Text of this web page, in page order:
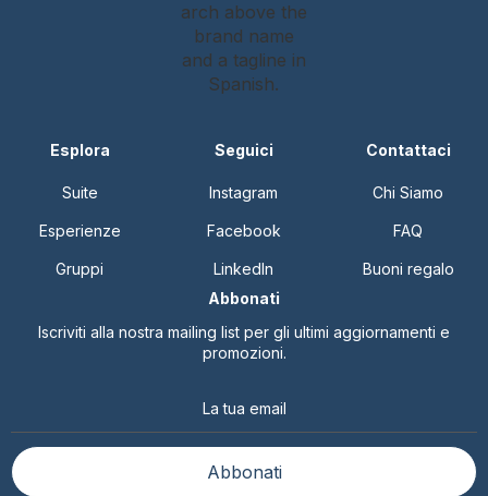
Esplora
Suite
Esperienze
Gruppi
Seguici
Instagram
Facebook
LinkedIn
Contattaci
Chi Siamo
FAQ
Buoni regalo
Abbonati
Iscriviti alla nostra mailing list per gli ultimi aggiornamenti e
promozioni.